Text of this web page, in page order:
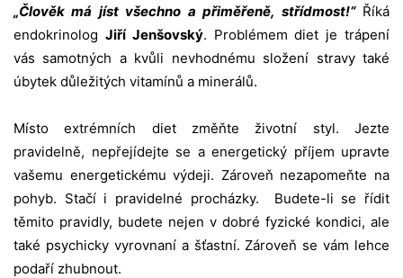
„Člověk má jíst všechno a přiměřeně, střídmost!“Říká
endokrinolog Jiří Jenšovský. Problémem diet je trápení
vás samotných a kvůli nevhodnému složení stravy také
úbytek důležitých vitamínů a minerálů.
Místo extrémních diet změňte životní styl. Jezte
pravidelně, nepřejídejte se a energetický příjem upravte
vašemu energetickému výdeji. Zároveň nezapomeňte na
pohyb. Stačí i pravidelné procházky. Budete-li se řídit
těmito pravidly, budete nejen v dobré fyzické kondici, ale
také psychicky vyrovnaní a šťastní. Zároveň se vám lehce
podaří zhubnout.